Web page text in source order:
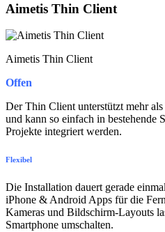
Aimetis Thin Client
Aimetis Thin Client
Offen
Der Thin Client unterstützt mehr
und kann so einfach in bestehende
Projekte integriert werden.
Flexibel
Die Installation dauert gerade
iPhone & Android Apps für die
Kameras und Bildschirm-Layouts
Smartphone umschalten.